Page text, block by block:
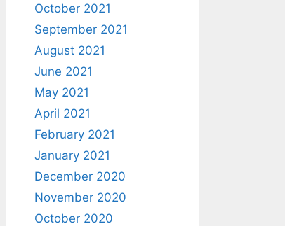
October 2021
September 2021
August 2021
June 2021
May 2021
April 2021
February 2021
January 2021
December 2020
November 2020
October 2020